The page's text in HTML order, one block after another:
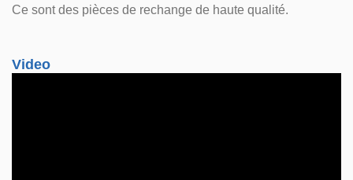
Ce sont des pièces de rechange de haute qualité.
Video